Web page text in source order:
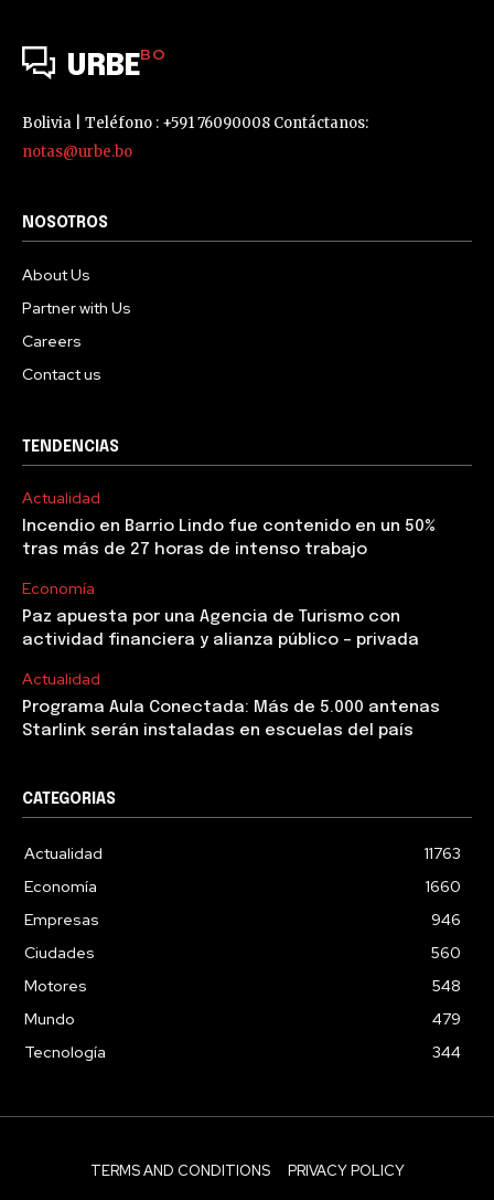
URBEBO
Bolivia | Teléfono : +591 76090008 Contáctanos:
notas@urbe.bo
NOSOTROS
About Us
Partner with Us
Careers
Contact us
TENDENCIAS
Actualidad
Incendio en Barrio Lindo fue contenido en un 50%
tras más de 27 horas de intenso trabajo
Economía
Paz apuesta por una Agencia de Turismo con
actividad financiera y alianza público – privada
Actualidad
Programa Aula Conectada: Más de 5.000 antenas
Starlink serán instaladas en escuelas del país
CATEGORIAS
Actualidad
11763
Economía
1660
Empresas
946
Ciudades
560
Motores
548
Mundo
479
Tecnología
344
TERMS AND CONDITIONS PRIVACY POLICY